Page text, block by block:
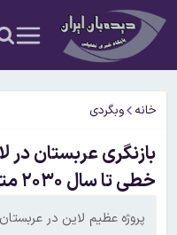
خانه وبگردی
بازنگری عربستان
خطی تا سال ۲۰۳۰ متوقف شد